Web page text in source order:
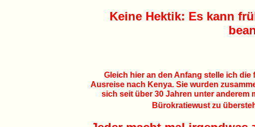
Keine Hektik: Es kann
Gleich hier an den Anfang stelle ich
Ausreise nach Kenya. Sie wurden
sich seit über 30 Jahren unter anderem
Bürokratiewust zu